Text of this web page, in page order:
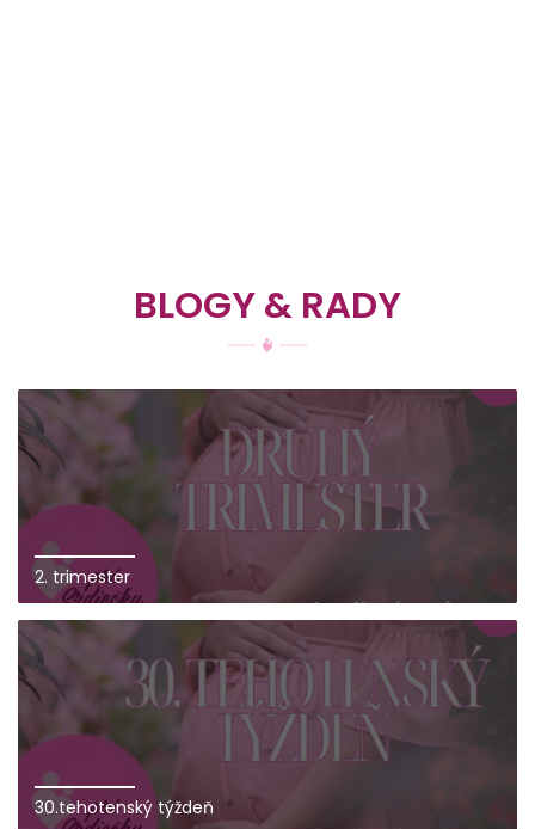
BLOGY & RADY
2. trimester
30.tehotenský týždeň